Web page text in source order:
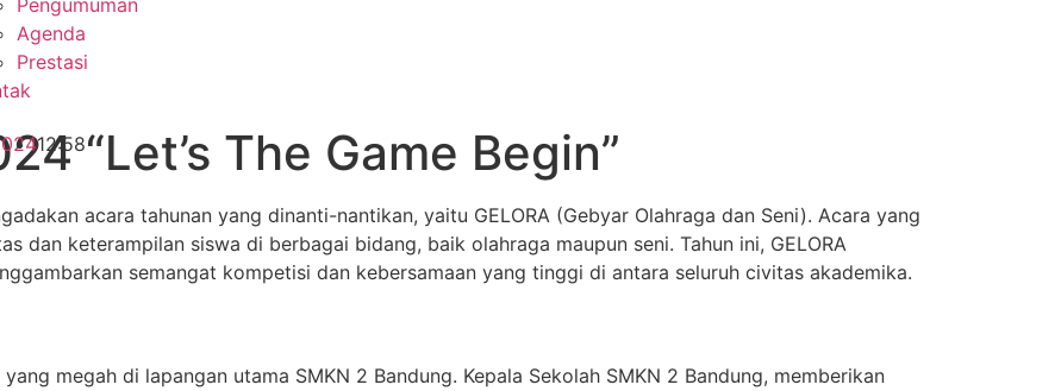
Pengumuman
Agenda
Prestasi
12:58“Let’s The Game Begin”
acara tahunan yang dinanti-nantikan, yaitu GELORA (Gebyar Olahraga dan Seni). Acara yang
dan keterampilan siswa di berbagai bidang, baik olahraga maupun seni. Tahun ini, GELORA
semangat kompetisi dan kebersamaan yang tinggi di antara seluruh civitas akademika.
megah di lapangan utama SMKN 2 Bandung. Kepala Sekolah SMKN 2 Bandung, memberikan